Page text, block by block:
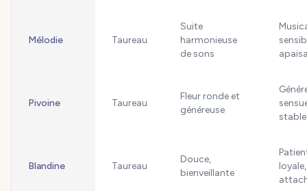
Mélodie Taureau
Suite
harmonieuse
de sons
Pivoine Taureau
Fleur ronde et
généreuse
stable
Blandine Taureau
Douce,
bienveillante
loyale,